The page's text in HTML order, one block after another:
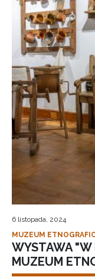
6 listopada, 2024
MUZEUM
WYSTAWA "W
MUZEUM